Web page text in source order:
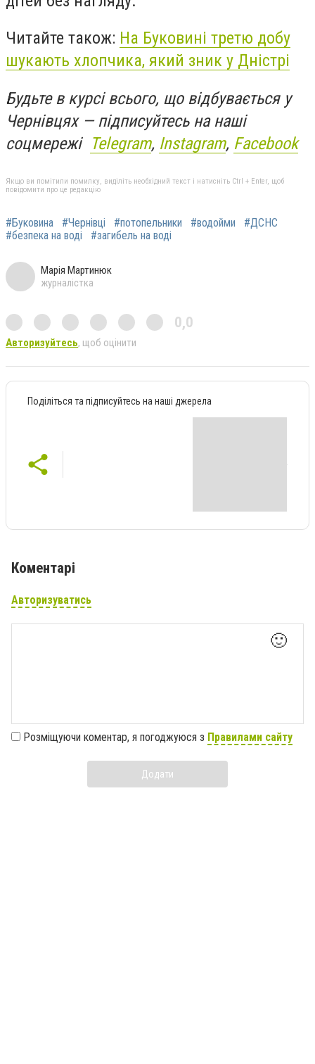
Читайте також: На Буковині третю добу
шукають хлопчика, який зник у Дністрі
Будьте в курсі всього, що відбувається у
Чернівцях — підписуйтесь на наші
соцмережі Telegram, Instagram, Facebook
Якщо ви помітили помилку, виділіть необхідний текст і натисніть Ctrl + Enter, щоб
повідомити про це редакцію
#Буковина #Чернівці #потопельники #водойми
#ДСНС
#безпека на воді
#загибель на воді
Марія Мартинюк
журналістка
0,0
Авторизуйтесь, щоб оцінити
Поділіться та підписуйтесь на наші джерела
Коментарі
Авторизуватись
🙂
Розміщуючи коментар, я погоджуюся з Правилами сайту
Додати